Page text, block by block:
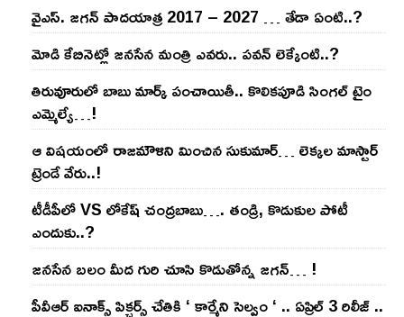
వైఎస్‌. జ‌గ‌న్ పాద‌యాత్ర 2017 – 2027 … తేడా ఏంటి..?
మోడి కేబినెట్లో జ‌నసేన మంత్రి ఎవ‌రు.. ప‌వ‌న్ లెక్కేంటి..?
తిరువూరులో బాబు మార్క్ పంచాయితీ.. కొలిక‌పూడి సింగ‌ల్ టైం
ఎమ్మెల్యే…!
ఆ విష‌యంలో రాజ‌మౌళిని మించిన సుకుమార్‌… లెక్క‌ల మాస్టార్
ట్రెండే వేరు..!
టీడీపీలో VS లోకేష్ చంద్ర‌బాబు…. తండ్రి, కొడుకుల పోటీ
ఎందుకు..?
జ‌న‌సేన బ‌లం మీద గురి చూసి కొడుతోన్న జ‌గ‌న్‌… !
పీవీఆర్ ఐనాక్స్ పిక్చర్స్ చేతికి ‘ కార్మేని సెల్వం ‘ .. ఏప్రిల్ 3 రిలీజ్ ..